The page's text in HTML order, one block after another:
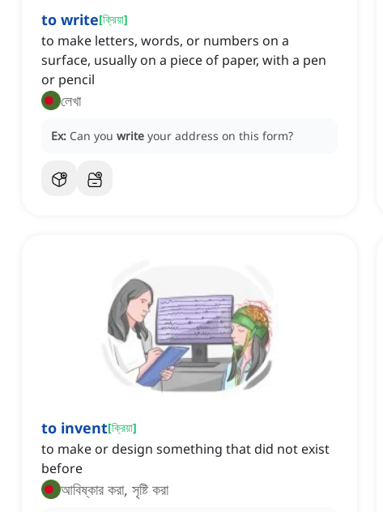
to write[ক্রিয়া]
to make letters, words, or numbers on a
surface, usually on a piece of paper, with a pen
or pencil
লেখা
Ex: Can you write your address on this form?
to invent[ক্রিয়া]
to make or design something that did not exist
before
আবিষ্কার করা, সৃষ্টি করা